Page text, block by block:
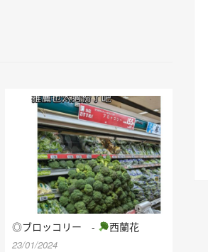
◎ブロッコリー - 西蘭花
23/01/2024